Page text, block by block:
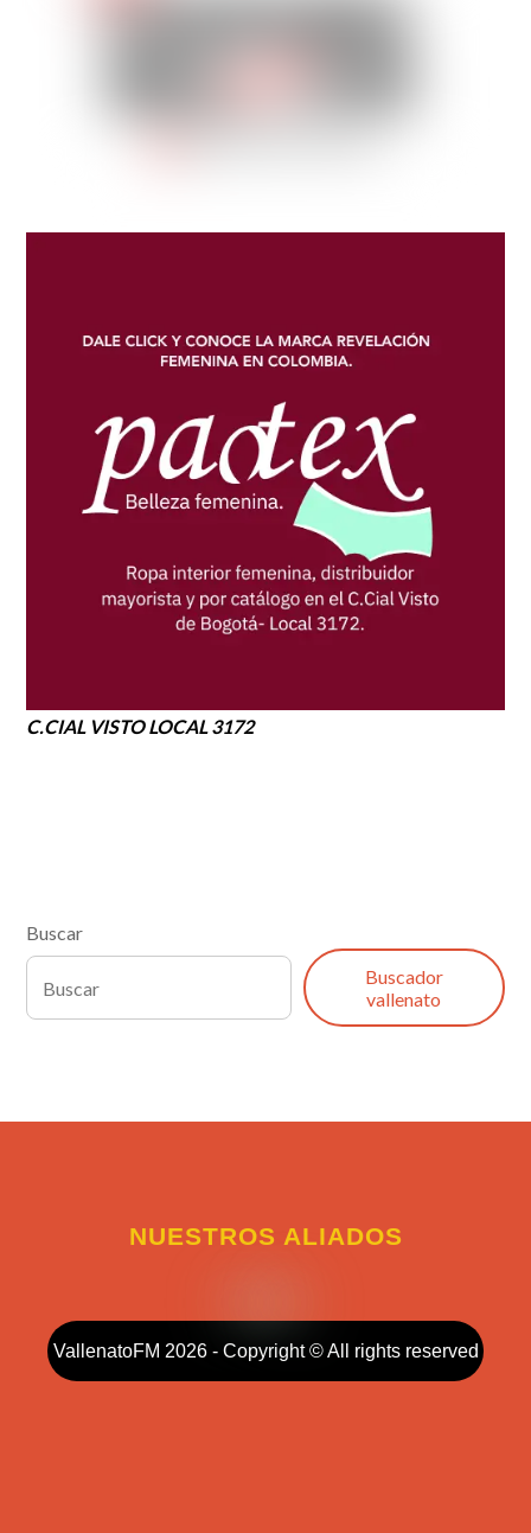
C.CIAL VISTO LOCAL 3172
Buscar
Buscador
vallenato
NUESTROS ALIADOS
VallenatoFM 2026 - Copyright © All rights reserved